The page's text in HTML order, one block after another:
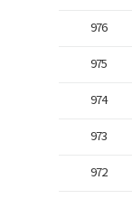
976
975
974
973
972